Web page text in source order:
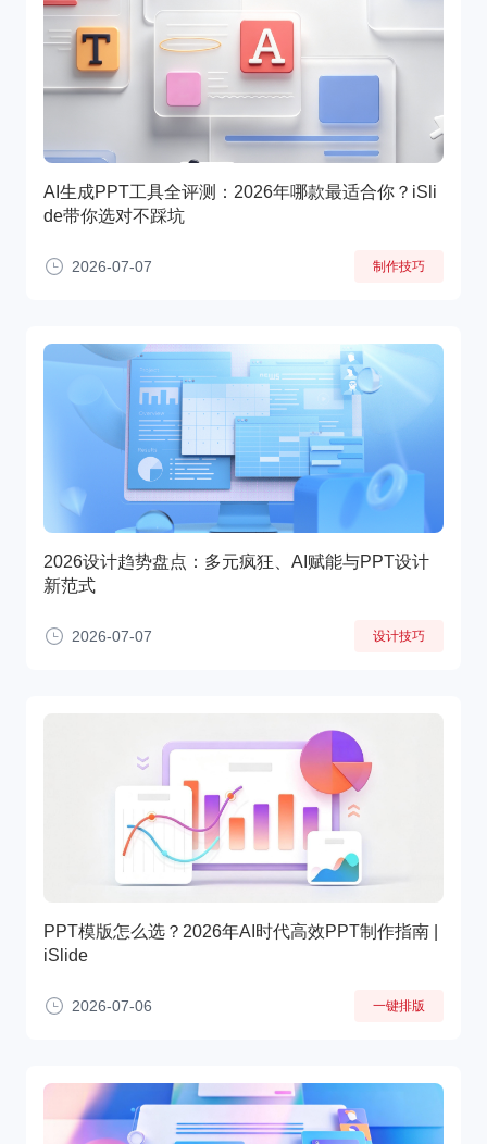
AI生成PPT工具全评测：2026年哪款最适合你？iSli
de带你选对不踩坑
2026-07-07 制作技巧
2026设计趋势盘点：多元疯狂、AI赋能与PPT设计
新范式
2026-07-07 设计技巧
PPT模版怎么选？2026年AI时代高效PPT制作指南 |
iSlide
2026-07-06 一键排版